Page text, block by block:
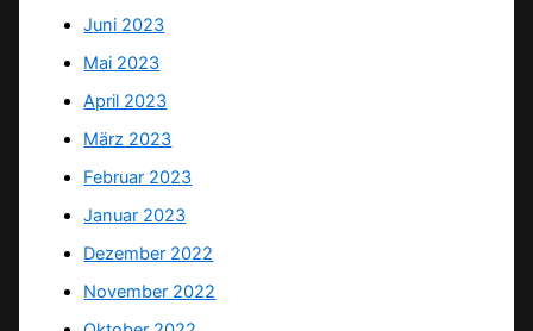
Juni 2023
Mai 2023
April 2023
März 2023
Februar 2023
Januar 2023
Dezember 2022
November 2022